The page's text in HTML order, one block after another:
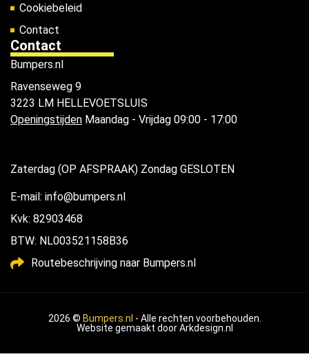
Cookiebeleid
Contact
Contact
Bumpers.nl
Ravenseweg 9
3223 LM HELLEVOETSLUIS
Openingstijden Maandag - Vrijdag 09:00 - 17:00
Zaterdag (OP AFSPRAAK) Zondag GESLOTEN
E-mail: info@bumpers.nl
Kvk: 82903468
BTW: NL003521158B36
Routebeschrijving naar Bumpers.nl
2026 © Bumpers.nl - Alle rechten voorbehouden.
Website gemaakt doorArkdesign.nl